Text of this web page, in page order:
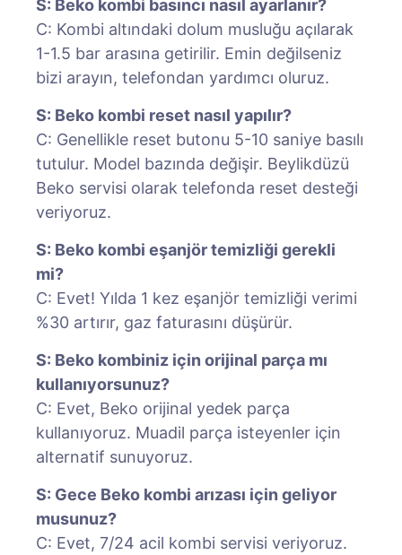
S: Beko kombi basıncı nasıl ayarlanır?
C: Kombi altındaki dolum musluğu açılarak
1-1.5 bar arasına getirilir. Emin değilseniz
bizi arayın, telefondan yardımcı oluruz.
S: Beko kombi reset nasıl yapılır?
C: Genellikle reset butonu 5-10 saniye basılı
tutulur. Model bazında değişir. Beylikdüzü
Beko servisi olarak telefonda reset desteği
veriyoruz.
S: Beko kombi eşanjör temizliği gerekli
mi?
C: Evet! Yılda 1 kez eşanjör temizliği verimi
%30 artırır, gaz faturasını düşürür.
S: Beko kombiniz için orijinal parça mı
kullanıyorsunuz?
C: Evet, Beko orijinal yedek parça
kullanıyoruz. Muadil parça isteyenler için
alternatif sunuyoruz.
S: Gece Beko kombi arızası için geliyor
musunuz?
C: Evet, 7/24 acil kombi servisi veriyoruz.